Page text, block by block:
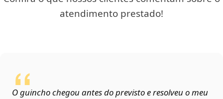
atendimento prestado!
O guincho chegou antes do previsto e resolveu o meu